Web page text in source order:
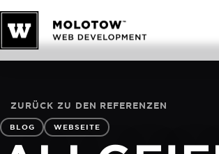
ZURÜCK ZU DEN REFERENZEN
BLOG WEBSEITE